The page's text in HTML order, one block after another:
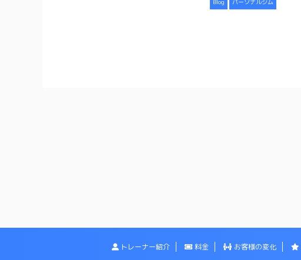
Blog パーソナルジム
トレーナー紹介 料金 お客様の変化